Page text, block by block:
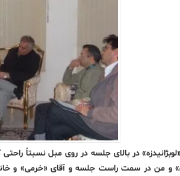
در بالای جلسه در روی مبل نسبتاً
و من در سمت راست جلسه و آقای «خرمی» و